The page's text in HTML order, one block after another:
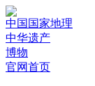
中国国家地理
中华遗产
博物
官网首页